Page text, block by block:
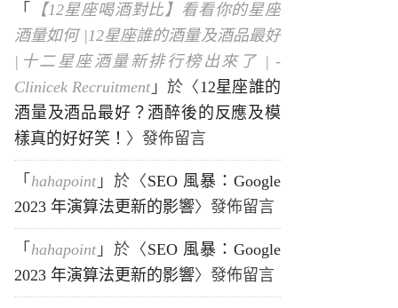
「
【12星座喝酒對比】看看你的星座
酒量如何 |12星座誰的酒量及酒品最好
|十二星座酒量新排行榜出來了 | -
Clinicek Recruitment 」於〈 12星座誰的
酒量及酒品最好？酒醉後的反應及模
樣真的好好笑！ 〉發佈留言
「 hahapoint 」於〈 SEO 風暴：Google
2023 年演算法更新的影響〉發佈留言
「 hahapoint 」於〈 SEO 風暴：Google
2023 年演算法更新的影響〉發佈留言